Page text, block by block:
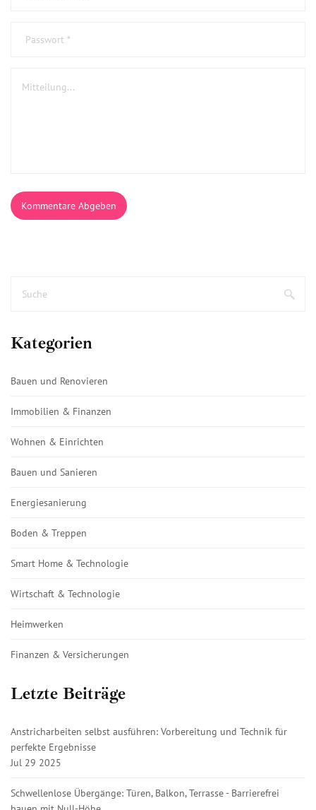
Kommentare Abgeben
Kategorien
Bauen und Renovieren
Immobilien & Finanzen
Wohnen & Einrichten
Bauen und Sanieren
Energiesanierung
Boden & Treppen
Smart Home & Technologie
Wirtschaft & Technologie
Heimwerken
Finanzen & Versicherungen
Letzte Beiträge
Anstricharbeiten selbst ausführen: Vorbereitung und Technik für
perfekte Ergebnisse
Jul 29 2025
Schwellenlose Übergänge: Türen, Balkon, Terrasse - Barrierefrei